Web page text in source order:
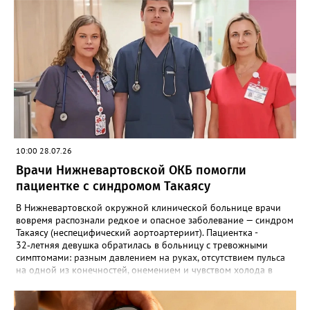
10:00 28.07.26
Врачи Нижневартовской ОКБ помогли
пациентке с синдромом Такаясу
В Нижневартовской окружной клинической больнице врачи
вовремя распознали редкое и опасное заболевание — синдром
Такаясу (неспецифический аортоартериит). Пациентка -
32‑летняя девушка обратилась в больницу с тревожными
симптомами: разным давлением на руках, отсутствием пульса
на одной из конечностей, онемением и чувством холода в
на правой руке против 95/60 на левой. Изначально